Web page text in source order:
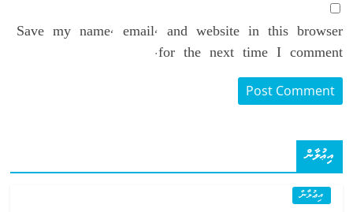
Save my name, email, and website in this browser
for the next time I comment.
އިޢުލާން
އިޢުލާން